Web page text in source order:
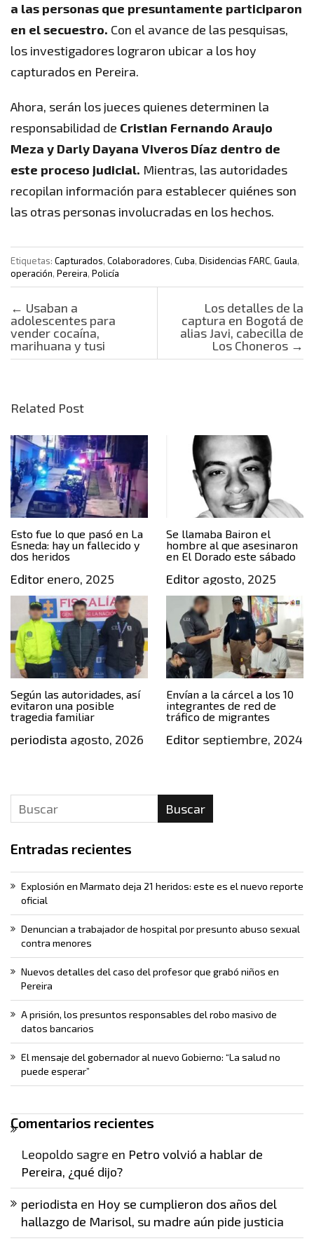
a las personas que presuntamente participaron
en el secuestro. Con el avance de las pesquisas,
los investigadores lograron ubicar a los hoy
capturados en Pereira.
Ahora, serán los jueces quienes determinen la
responsabilidad de Cristian Fernando Araujo
Meza y Darly Dayana Viveros Díaz dentro de
este proceso judicial. Mientras, las autoridades
recopilan información para establecer quiénes son
las otras personas involucradas en los hechos.
Etiquetas: Capturados, Colaboradores, Cuba, Disidencias FARC, Gaula,
operación, Pereira, Policía
Post navigation
← Usaban a
adolescentes para
vender cocaína,
marihuana y tusi
Los detalles de la
captura en Bogotá de
alias Javi, cabecilla de
Los Choneros →
Related Post
Esto fue lo que pasó en La
Esneda: hay un fallecido y
dos heridos
Editor enero, 2025
Se llamaba Bairon el
hombre al que asesinaron
en El Dorado este sábado
Editoragosto, 2025
Según las autoridades, así
evitaron una posible
tragedia familiar
periodista agosto, 2026
Envían a la cárcel a los 10
integrantes de red de
tráfico de migrantes
Editorseptiembre, 2024
Buscar
Entradas recientes
Explosión en Marmato deja 21 heridos: este es el nuevo reporte
oficial
Denuncian a trabajador de hospital por presunto abuso sexual
contra menores
Nuevos detalles del caso del profesor que grabó niños en
Pereira
A prisión, los presuntos responsables del robo masivo de
datos bancarios
El mensaje del gobernador al nuevo Gobierno: “La salud no
puede esperar”
Comentarios recientes
Leopoldo sagre en Petro volvió a hablar de
Pereira, ¿qué dijo?
periodista en Hoy se cumplieron dos años del
hallazgo de Marisol, su madre aún pide justicia